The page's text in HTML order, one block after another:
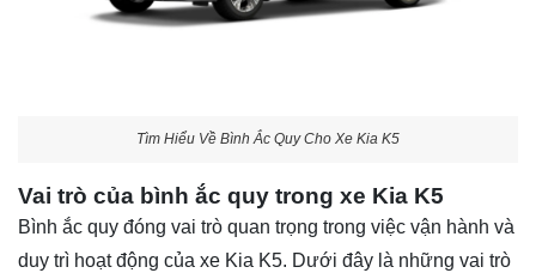
Tìm Hiểu Về Bình Ắc Quy Cho Xe Kia K5
Vai trò của bình ắc quy trong xe Kia K5
Bình ắc quy đóng vai trò quan trọng trong việc vận hành và
duy trì hoạt động của xe Kia K5. Dưới đây là những vai trò